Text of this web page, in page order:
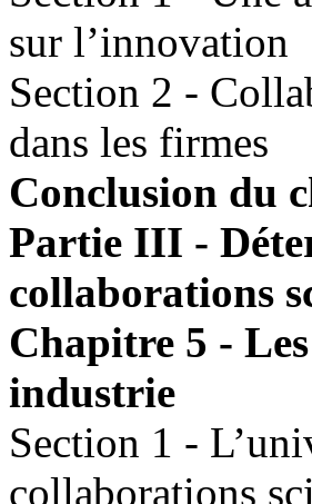
sur l’innovation
Section 2 -
dans les firmes
Conclusion du
Partie III -
collaborations
Chapitre 5 -
industrie
Section 1 -
collaborations